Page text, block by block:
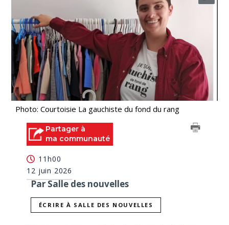
Photo: Courtoisie La gauchiste du fond du rang
Partager à
ma communauté
11h00
12 juin 2026
Par Salle des nouvelles
ÉCRIRE À SALLE DES NOUVELLES